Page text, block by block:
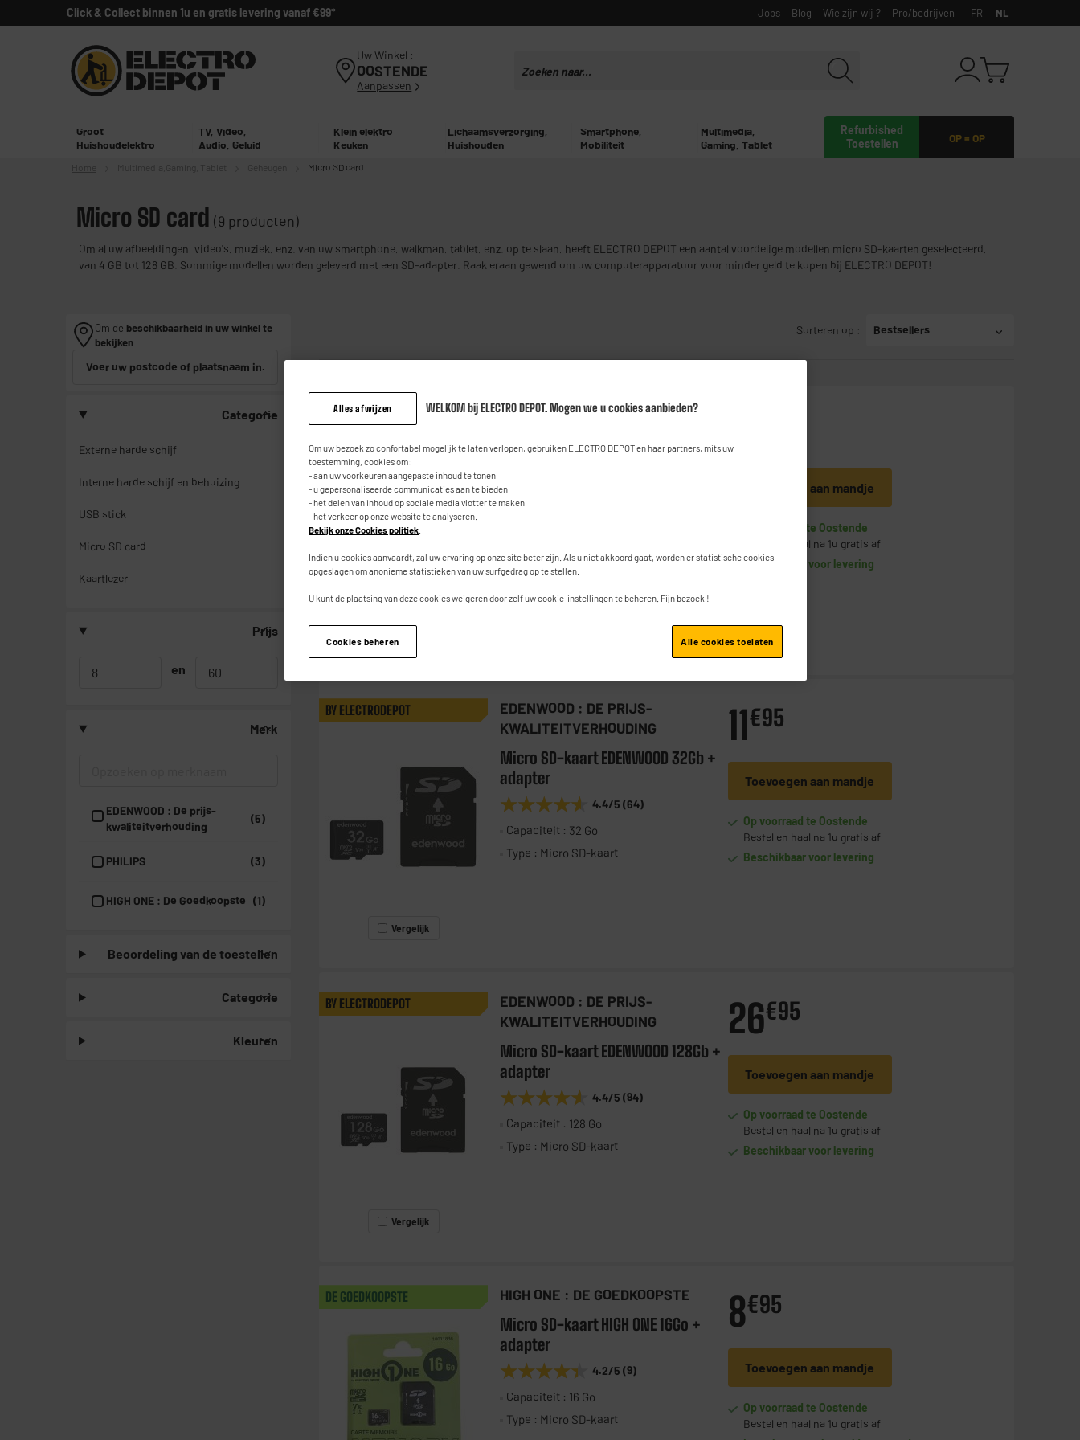
Click & Collect binnen 1u en gratis levering vanaf €99* Jobs Blog Wie zijn wij ? Pro/bedrijven FR NL
Uw Winkel :
OOSTENDE
Aanpassen
OP = OP
Refurbished
Toestellen
Groot
Huishoudelektro
TV, Video,
Audio, Geluid
Klein elektro
Keuken
Lichaamsverzorging,
Huishouden
Smartphone,
Mobiliteit
Multimedia,
Gaming, Tablet
Gaming, Tablet Micro SD card
Micro SD card (9 producten)
Om al uw afbeeldingen, video's, muziek, enz. van uw smartphone, walkman, tablet, enz. op te slaan, heeft ELECTRO DEPOT een aantal voordelige modellen micro SD-kaarten geselecteerd,
van 4 GB tot 128 GB. Sommige modellen worden geleverd met een SD-adapter. Raak eraan gewend om uw computerapparatuur voor minder geld te kopen bij ELECTRO DEPOT!
Om de beschikbaarheid in uw winkel te
bekijken
Voer uw postcode of plaatsnaam in.
Categorie
Externe harde schijf
Interne harde schijf en behuizing
USB stick
Micro SD card
Kaartlezer
Prijs
en
Merk
EDENWOOD : De prijs-
kwaliteitverhouding
(5)
PHILIPS (3)
HIGH ONE : De Goedkoopste (1)
Beoordeling van de toestellen
Categorie
Kleuren
Sorteren op : Bestsellers
BY ELECTRODEPOT
EDENWOOD : DE PRIJS-
adapter
★★★★★
★★★★★
Type : Micro SD-kaart
Toevoegen aan mandje
Op voorraad te Oostende
Bestel en haal na 1u gratis af
Beschikbaar voor levering
BY ELECTRODEPOT
Vergelijk
EDENWOOD : DE PRIJS-
KWALITEITVERHOUDING
Micro SD-kaart EDENWOOD 32Gb +
adapter
★★★★★
★★★★★ 4.4/5 (64)
Capaciteit : 32 Go
Type : Micro SD-kaart
11€95
Toevoegen aan mandje
Op voorraad te Oostende
Bestel en haal na 1u gratis af
Beschikbaar voor levering
BY ELECTRODEPOT
Vergelijk
EDENWOOD : DE PRIJS-
KWALITEITVERHOUDING
Micro SD-kaart EDENWOOD 128Gb +
adapter
★★★★★
★★★★★ 4.4/5 (94)
Capaciteit : 128 Go
Type : Micro SD-kaart
26€95
Toevoegen aan mandje
Op voorraad te Oostende
Bestel en haal na 1u gratis af
Beschikbaar voor levering
DE GOEDKOOPSTE HIGH ONE : DE GOEDKOOPSTE
Micro SD-kaart HIGH ONE 16Go +
adapter
★★★★★
★★★★★ 4.2/5 (9)
Capaciteit : 16 Go
Type : Micro SD-kaart
8€95
Toevoegen aan mandje
Op voorraad te Oostende
Bestel en haal na 1u gratis af
Alles afwijzen WELKOM bij ELECTRO DEPOT. Mogen we u cookies aanbieden?
Om uw bezoek zo confortabel mogelijk te laten verlopen, gebruiken ELECTRO DEPOT en haar partners, mits uw
toestemming, cookies om:
- aan uw voorkeuren aangepaste inhoud te tonen
- u gepersonaliseerde communicaties aan te bieden
- het delen van inhoud op sociale media vlotter te maken
- het verkeer op onze website te analyseren.
Bekijk onze Cookies politiek
Indien u cookies aanvaardt, zal uw ervaring op onze site beter zijn. Als u niet akkoord gaat, worden er statistische cookies
opgeslagen om anonieme statistieken van uw surfgedrag op te stellen.
U kunt de plaatsing van deze cookies weigeren door zelf uw cookie-instellingen te beheren. Fijn bezoek !
Cookies beheren Alle cookies toelaten